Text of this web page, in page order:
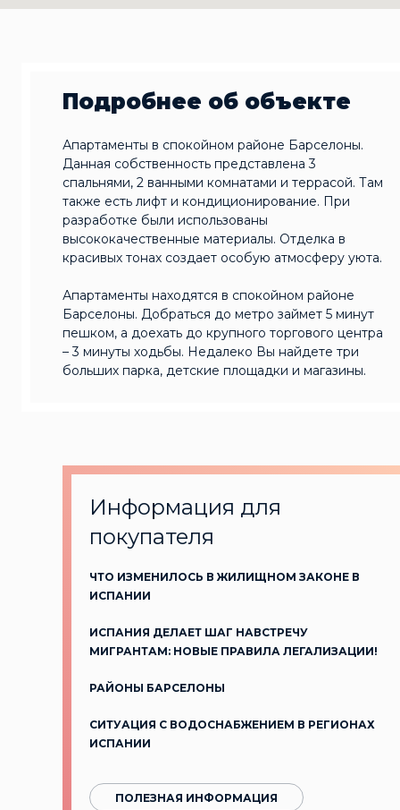
Подробнее об объекте
Апартаменты в спокойном районе Барселоны.
Данная собственность представлена 3
спальнями, 2 ванными комнатами и террасой. Там
также есть лифт и кондиционирование. При
разработке были использованы
высококачественные материалы. Отделка в
красивых тонах создает особую атмосферу уюта.
Апартаменты находятся в спокойном районе
Барселоны. Добраться до метро займет 5 минут
пешком, а доехать до крупного торгового центра
– 3 минуты ходьбы. Недалеко Вы найдете три
больших парка, детские площадки и магазины.
Информация для
покупателя
ЧТО ИЗМЕНИЛОСЬ В ЖИЛИЩНОМ ЗАКОНЕ В
ИСПАНИИ
ИСПАНИЯ ДЕЛАЕТ ШАГ НАВСТРЕЧУ
МИГРАНТАМ: НОВЫЕ ПРАВИЛА ЛЕГАЛИЗАЦИИ!
РАЙОНЫ БАРСЕЛОНЫ
СИТУАЦИЯ С ВОДОСНАБЖЕНИЕМ В РЕГИОНАХ
ИСПАНИИ
ПОЛЕЗНАЯ ИНФОРМАЦИЯ